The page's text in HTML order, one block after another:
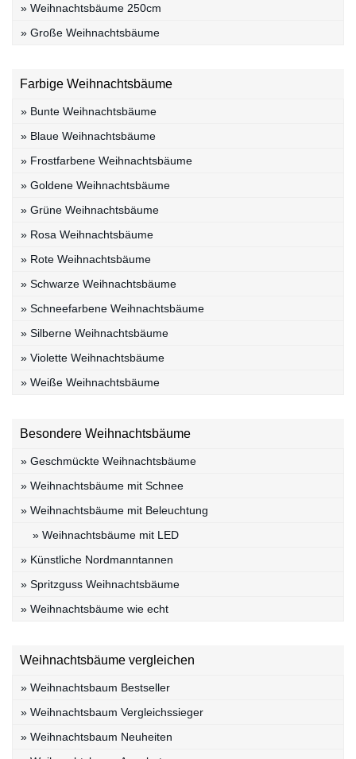
» Weihnachtsbäume 250cm
» Große Weihnachtsbäume
Farbige Weihnachtsbäume
» Bunte Weihnachtsbäume
» Blaue Weihnachtsbäume
» Frostfarbene Weihnachtsbäume
» Goldene Weihnachtsbäume
» Grüne Weihnachtsbäume
» Rosa Weihnachtsbäume
» Rote Weihnachtsbäume
» Schwarze Weihnachtsbäume
» Schneefarbene Weihnachtsbäume
» Silberne Weihnachtsbäume
» Violette Weihnachtsbäume
» Weiße Weihnachtsbäume
Besondere Weihnachtsbäume
» Geschmückte Weihnachtsbäume
» Weihnachtsbäume mit Schnee
» Weihnachtsbäume mit Beleuchtung
» Weihnachtsbäume mit LED
» Künstliche Nordmanntannen
» Spritzguss Weihnachtsbäume
» Weihnachtsbäume wie echt
Weihnachtsbäume vergleichen
» Weihnachtsbaum Bestseller
» Weihnachtsbaum Vergleichssieger
» Weihnachtsbaum Neuheiten